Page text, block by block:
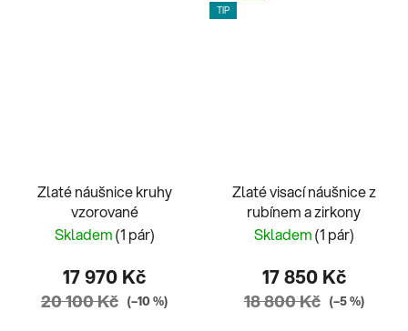
Zlaté náušnice kruhy
vzorované
Skladem(1 pár)
17 970 Kč
20 100 Kč (–10 %)
TIP
Zlaté visací náušnice z
rubínem a zirkony
Skladem(1 pár)
17 850 Kč
18 800 Kč (–5 %)